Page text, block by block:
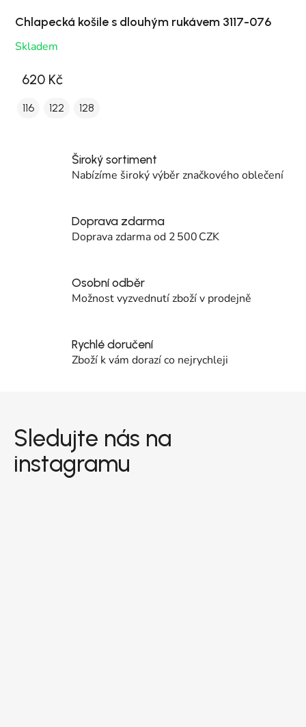
Chlapecká košile s dlouhým rukávem 3117-076
Skladem
620 Kč
116 122 128
Široký sortiment
Nabízíme široký výběr značkového oblečení
Doprava zdarma
Doprava zdarma od 2 500 CZK
Osobní odběr
Možnost vyzvednutí zboží v prodejně
Rychlé doručení
Zboží k vám dorazí co nejrychleji
Sledujte nás na
instagramu